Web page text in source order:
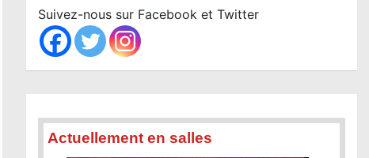
c
h
Suivez-nous sur Facebook et Twitter
Actuellement en salles